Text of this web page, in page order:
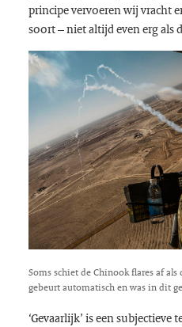
principe vervoeren wij vracht
soort – niet altijd even erg als
Soms schiet de Chinook flares af
gebeurt automatisch en was in dit
‘Gevaarlijk’ is een subjectieve